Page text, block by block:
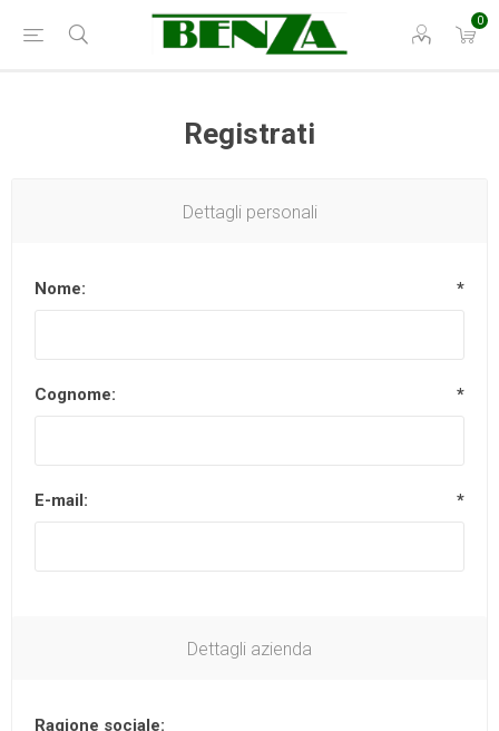
0
Registrati
Dettagli personali
Nome: *
Cognome: *
E-mail: *
Dettagli azienda
Ragione sociale: